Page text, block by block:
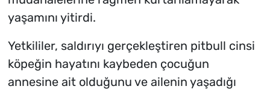
yaşamını yitirdi.
Yetkililer, saldırıyı gerçekleştiren pitbull cinsi
köpeğin hayatını kaybeden çocuğun
annesine ait olduğunu ve ailenin yaşadığı